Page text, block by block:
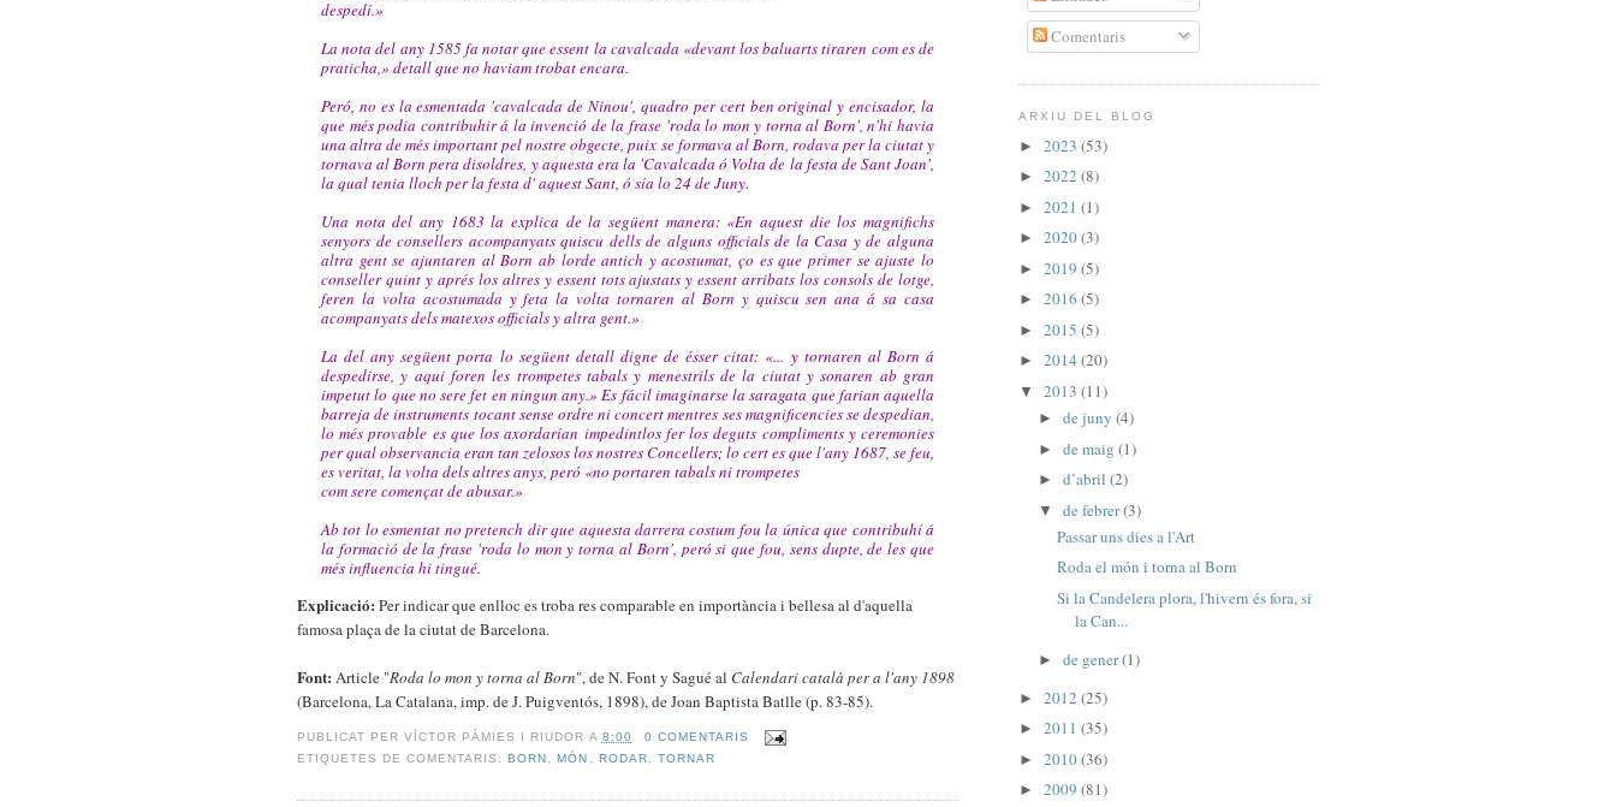
despedí.»
La nota del any 1585 fa notar que essent la cavalcada «devant los baluarts tiraren com es de
praticha,» detall que no haviam trobat encara.
Peró, no es la esmentada 'cavalcada de Ninou', quadro per cert ben original y encisador, la
que més podia contribuhir á la invenció de la frase 'roda lo mon y torna al Born', n'hi havia
una altra de més important pel nostre obgecte, puix se formava al Born, rodava per la ciutat y
tornava al Born pera disoldres, y aquesta era la 'Cavalcada ó Volta de la festa de Sant Joan',
la qual tenia lloch per la festa d' aquest Sant, ó sía lo 24 de Juny.
Una nota del any 1683 la explica de la següent manera: «En aquest die los magnifichs
senyors de consellers acompanyats quiscu dells de alguns officials de la Casa y de alguna
altra gent se ajuntaren al Born ab lorde antich y acostumat, ço es que primer se ajuste lo
conseller quint y aprés los altres y essent tots ajustats y essent arribats los consols de lotge,
feren la volta acostumada y feta la volta tornaren al Born y quiscu sen ana á sa casa
acompanyats dels matexos officials y altra gent.»
La del any següent porta lo següent detall digne de ésser citat: «... y tornaren al Born á
despedirse, y aqui foren les trompetes tabals y menestrils de la ciutat y sonaren ab gran
impetut lo que no sere fet en ningun any.» Es fácil imaginarse la saragata que farian aquella
barreja de instruments tocant sense ordre ni concert mentres ses magnificencies se despedian,
lo més provable es que los axordarían impedintlos fer los deguts compliments y ceremonies
per qual observancia eran tan zelosos los nostres Concellers; lo cert es que l'any 1687, se feu,
es veritat, la volta dels altres anys, peró «no portaren tabals ni trompetes
com sere començat de abusar.»
Ab tot lo esmentat no pretench dir que aquesta darrera costum fou la única que contribuhí á
la formació de la frase 'roda lo mon y torna al Born', peró si que fou, sens dupte, de les que
més influencia hi tingué.
Explicació: Per indicar que enlloc es troba res comparable en importància i bellesa al d'aquella
famosa plaça de la ciutat de Barcelona.
Font: Article "Roda lo mon y torna al Born", de N. Font y Sagué al Calendari català per a l'any 1898
(Barcelona, La Catalana, imp. de J. Puigventós, 1898), de Joan Baptista Batlle (p. 83-85).
PUBLICAT PERVÍCTOR PÀMIES I RIUDOR A 8:00
0 COMENTARIS
ETIQUETES DE COMENTARIS:BORN ,MÓN RODAR TORNAR
Comentaris
ARXIU DEL BLOG
► 2023 (53)
► 2022 (8)
► 2021 (1)
► 2020(3)
► 2019 (5)
► 2016 (5)
► 2015 (5)
► 2014 (20)
▼ 2013 (11)
► de juny (4)
► de maig (1)
► d’abril (2)
▼ de febrer(3)
Passar uns dies a l'Art
Roda el món i torna al Born
Si la Candelera plora, l'hivern és fora, si
la Can...
► de gener(1)
► 2012 (25)
► 2011 (35)
► 2010(36)
► 2009 (81)